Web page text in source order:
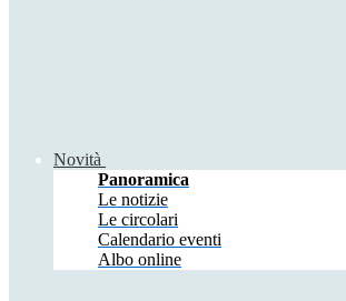
Novità
Panoramica
Le notizie
Le circolari
Calendario eventi
Albo online